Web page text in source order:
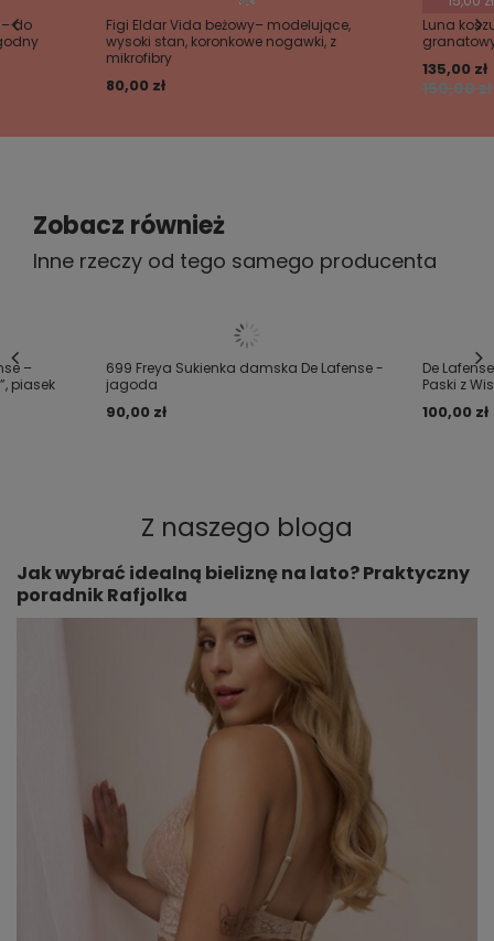
do
Figi Eldar Vida beżowy– modelujące,
wysoki stan, koronkowe nogawki, z
mikrofibry
80,00 zł
Luna
150,00 zł
135,00 zł
Zobacz również
Inne rzeczy od tego samego producenta
–
piasek
699 Freya Sukienka damska De Lafense -
jagoda
90,00 zł
De
Paski z
100,00 zł
Z naszego bloga
Jak wybrać idealną bieliznę na lato? Praktyczny
poradnik Rafjolka